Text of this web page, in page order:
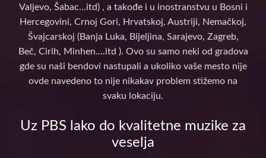
Valjevo, Šabac...itd) , a takođe i u inostranstvu u Bosni i
Hercegovini, Crnoj Gori, Hrvatskoj, Austriji, Nemačkoj,
Švajcarskoj (Banja Luka, Bijeljina, Sarajevo, Zagreb,
Beč, Cirih, Minhen....itd ). Ovo su samo neki od gradova
gde su naši bendovi nastupali a ukoliko vaše mesto nije
ovde navedeno to nije nikakav problem stižemo na
svaku lokaciju.
Uz PBS lako do kvalitetne muzike za
veselja